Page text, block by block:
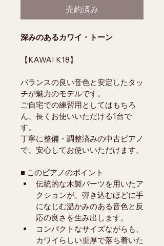
売約済み
深みのあるカワイ・トーン
【KAWAI K18】
バランスの良い音色と安定したタッ
チが魅力のモデルです。
ご自宅での練習用としてはもちろ
ん、長くお使いいただける1台で
す。
丁寧に整備・調整済みの中古ピアノ
で、安心してお使いいただけます。
■ このピアノのポイント
伝統的な木製パーツを用いたア
クションが、弾き込むほどに手
になじむ温かみのある音色と反
応の良さを生み出します。
コンパクトなサイズながらも、
カワイらしい重厚で落ち着いた